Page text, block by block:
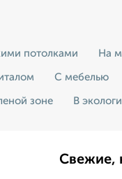
потолками На
С мебелью
зоне В
Свежие,